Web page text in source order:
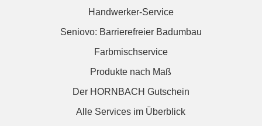
Handwerker-Service
Seniovo: Barrierefreier Badumbau
Farbmischservice
Produkte nach Maß
Der HORNBACH Gutschein
Alle Services im Überblick